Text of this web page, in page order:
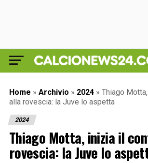
Home » Archivio » 2024 » Thiago
alla rovescia: la Juve lo aspetta
2024
Thiago Motta, inizia il
rovescia: la Juve lo